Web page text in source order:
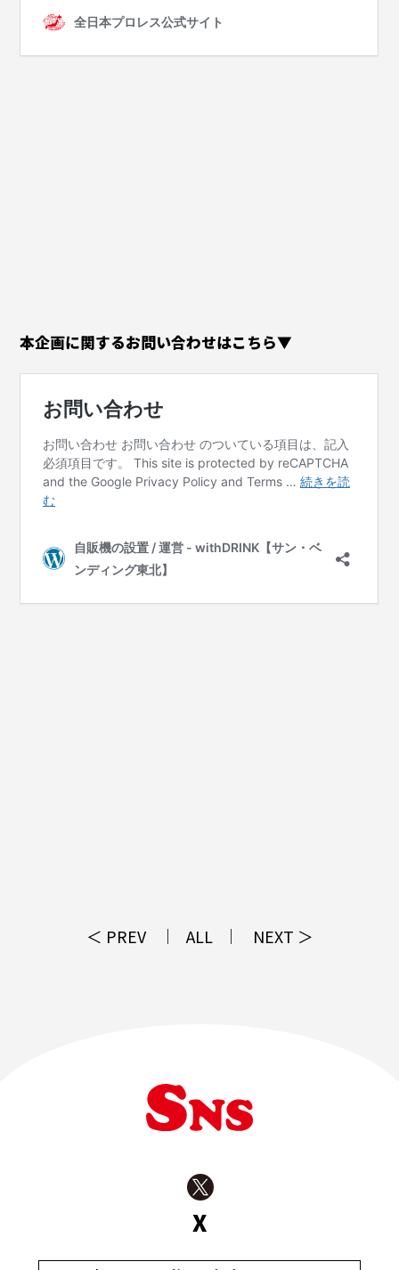
本企画に関するお問い合わせはこちら▼
＜ PREV ALL NEXT ＞
X